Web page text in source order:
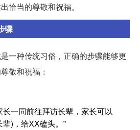
恰当的尊敬和祝福。
骤
一种传统习俗，正确的步骤能够更
敬和祝福：
一同前往拜访长辈，家长可以
)，给XX磕头。”